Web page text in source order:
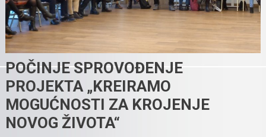
POČINJE SPROVOĐENJE
PROJEKTA „KREIRAMO
MOGUĆNOSTI ZA KROJENJE
NOVOG ŽIVOTA“